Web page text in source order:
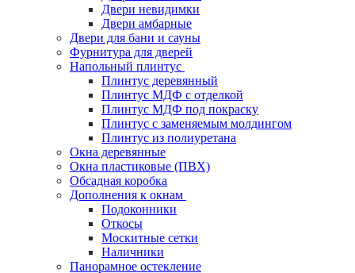
Двери невидимки
Двери амбарные
Двери для бани и сауны
Фурнитура для дверей
Напольный плинтус
Плинтус деревянный
Плинтус МДФ с отделкой
Плинтус МДФ под покраску
Плинтус с заменяемым молдингом
Плинтус из полиуретана
Окна деревянные
Окна пластиковые (ПВХ)
Обсадная коробка
Дополнения к окнам
Подоконники
Откосы
Москитные сетки
Наличники
Панорамное остекление